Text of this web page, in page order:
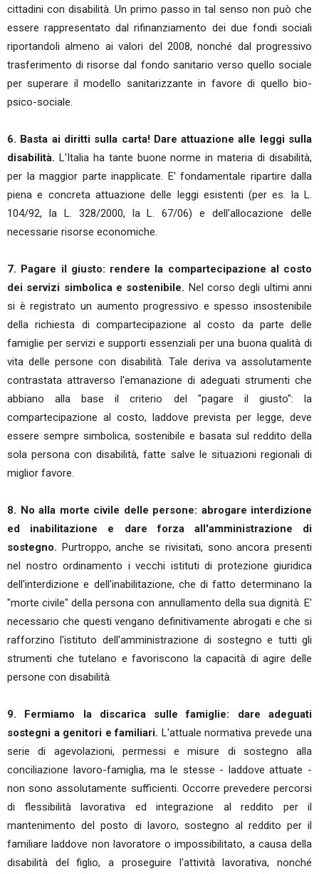
cittadini con disabilità. Un primo passo in tal senso non può che
essere rappresentato dal rifinanziamento dei due fondi sociali
riportandoli almeno ai valori del 2008, nonché dal progressivo
trasferimento di risorse dal fondo sanitario verso quello sociale
per superare il modello sanitarizzante in favore di quello bio-
psico-sociale.
6. Basta ai diritti sulla carta! Dare attuazione alle leggi sulla
disabilità. L'Italia ha tante buone norme in materia di disabilità,
per la maggior parte inapplicate. E' fondamentale ripartire dalla
piena e concreta attuazione delle leggi esistenti (per es. la L.
104/92, la L. 328/2000, la L. 67/06) e dell'allocazione delle
necessarie risorse economiche.
7. Pagare il giusto: rendere la compartecipazione al costo
dei servizi simbolica e sostenibile. Nel corso degli ultimi anni
si è registrato un aumento progressivo e spesso insostenibile
della richiesta di compartecipazione al costo da parte delle
famiglie per servizi e supporti essenziali per una buona qualità di
vita delle persone con disabilità. Tale deriva va assolutamente
contrastata attraverso l'emanazione di adeguati strumenti che
abbiano alla base il criterio del "pagare il giusto": la
compartecipazione al costo, laddove prevista per legge, deve
essere sempre simbolica, sostenibile e basata sul reddito della
sola persona con disabilità, fatte salve le situazioni regionali di
miglior favore.
8. No alla morte civile delle persone: abrogare interdizione
ed inabilitazione e dare forza all'amministrazione di
sostegno. Purtroppo, anche se rivisitati, sono ancora presenti
nel nostro ordinamento i vecchi istituti di protezione giuridica
dell'interdizione e dell'inabilitazione, che di fatto determinano la
"morte civile" della persona con annullamento della sua dignità. E'
necessario che questi vengano definitivamente abrogati e che si
rafforzino l'istituto dell'amministrazione di sostegno e tutti gli
strumenti che tutelano e favoriscono la capacità di agire delle
persone con disabilità.
9. Fermiamo la discarica sulle famiglie: dare adeguati
sostegni a genitori e familiari. L'attuale normativa prevede una
serie di agevolazioni, permessi e misure di sostegno alla
conciliazione lavoro-famiglia, ma le stesse - laddove attuate -
non sono assolutamente sufficienti. Occorre prevedere percorsi
di flessibilità lavorativa ed integrazione al reddito per il
mantenimento del posto di lavoro, sostegno al reddito per il
familiare laddove non lavoratore o impossibilitato, a causa della
disabilità del figlio, a proseguire l'attività lavorativa, nonché